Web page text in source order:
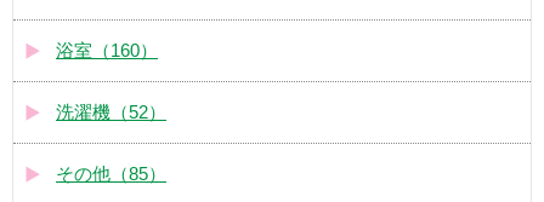
浴室（160）
洗濯機（52）
その他（85）